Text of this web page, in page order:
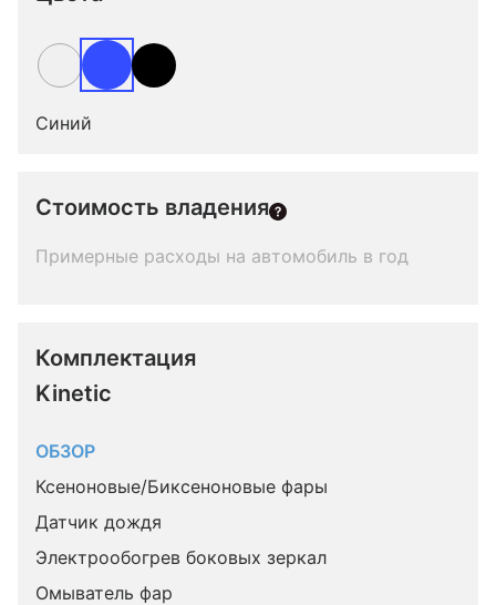
Синий
Стоимость владения
Примерные расходы на автомобиль в год
Комплектация
Kinetic
ОБЗОР
Ксеноновые/Биксеноновые фары
Датчик дождя
Электрообогрев боковых зеркал
Омыватель фар